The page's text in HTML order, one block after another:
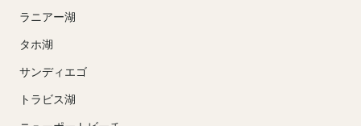
ラニアー湖
タホ湖
サンディエゴ
トラビス湖